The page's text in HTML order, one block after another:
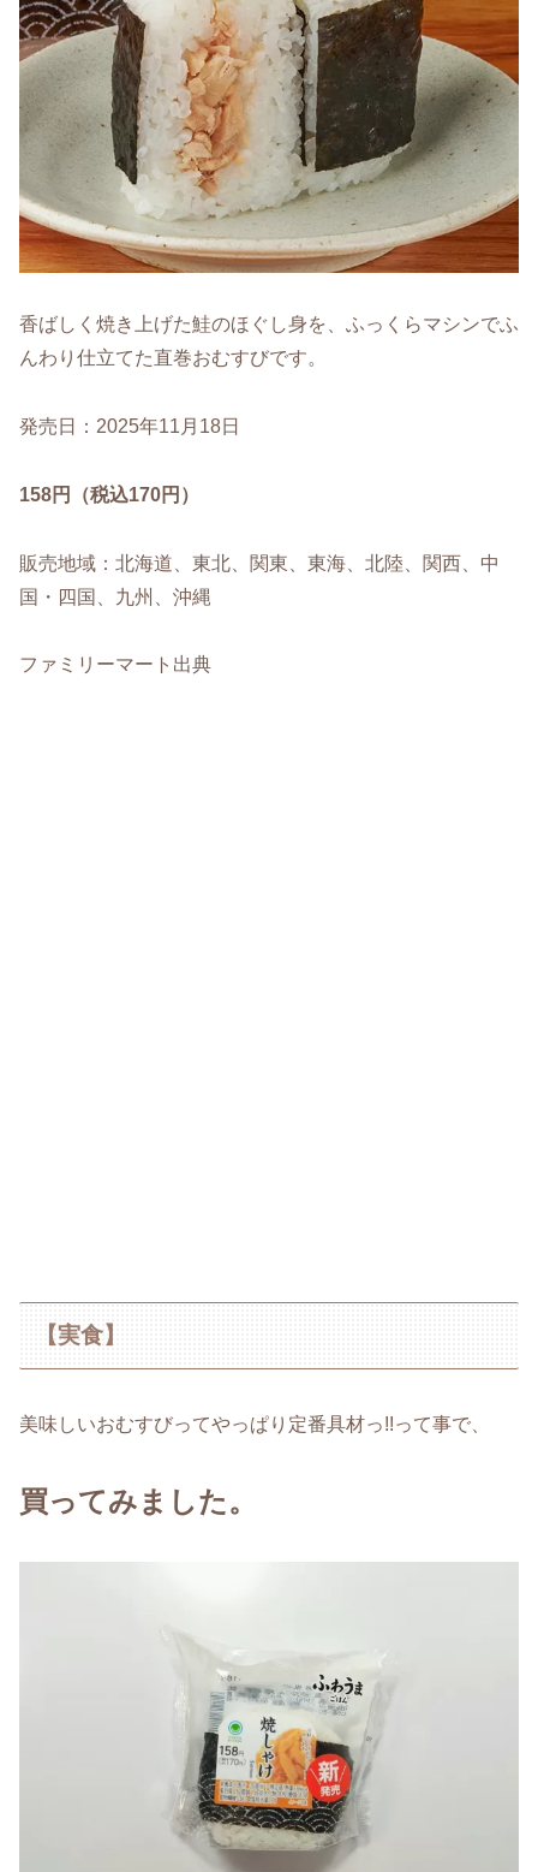
香ばしく焼き上げた鮭のほぐし身を、ふっくらマシンでふ
んわり仕立てた直巻おむすびです。
発売日：2025年11月18日
158円（税込170円）
販売地域：北海道、東北、関東、東海、北陸、関西、中
国・四国、九州、沖縄
ファミリーマート出典
【実食】
美味しいおむすびってやっぱり定番具材っ!!って事で、
買ってみました。